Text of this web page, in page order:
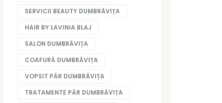
SERVICII BEAUTY DUMBRĂVIȚA
HAIR BY LAVINIA BLAJ
SALON DUMBRĂVIȚA
COAFURĂ DUMBRĂVIȚA
VOPSIT PĂR DUMBRĂVIȚA
TRATAMENTE PĂR DUMBRĂVIȚA